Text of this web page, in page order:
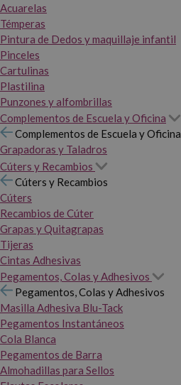
Acuarelas
Témperas
Pintura de Dedos y maquillaje infantil
Pinceles
Cartulinas
Plastilina
Punzones y alfombrillas
Complementos de Escuela y Oficina
Complementos de Escuela y Oficina
Grapadoras y Taladros
Cúters y Recambios
Cúters y Recambios
Cúters
Recambios de Cúter
Grapas y Quitagrapas
Tijeras
Cintas Adhesivas
Pegamentos, Colas y Adhesivos
Pegamentos, Colas y Adhesivos
Masilla Adhesiva Blu-Tack
Pegamentos Instantáneos
Cola Blanca
Pegamentos de Barra
Almohadillas para Sellos